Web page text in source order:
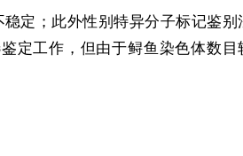
定；此外性别特异分子标记鉴别
定工作，但由于鲟鱼染色体数目